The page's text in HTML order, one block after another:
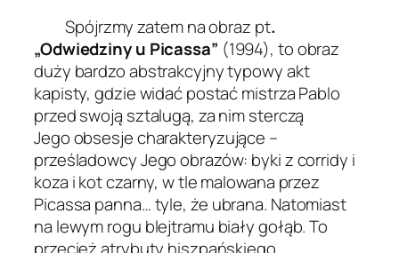
Spójrzmy zatem na obraz pt.
„Odwiedziny u Picassa” (1994), to obraz
duży bardzo abstrakcyjny typowy akt
kapisty, gdzie widać postać mistrzaPablo
przed swoją sztalugą, za nim sterczą
Jegoobsesje charakteryzujące –
prześladowcy Jego obrazów: byki z corridy i
koza i kot czarny, w tle malowana przez
Picassa panna…tyle, że ubrana. Natomiast
na lewym rogu blejtramu biały gołąb. To
przecież atrybuty hiszpańskiego